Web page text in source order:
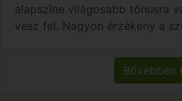
alapszíne világosabb tónusra
vesz fel. Nagyon érzékeny a
Bővebben